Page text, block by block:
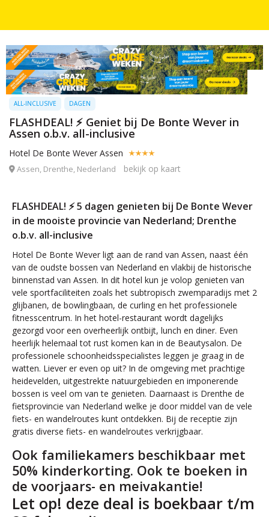
ALL-INCLUSIVE DAGEN
FLASHDEAL! ⚡ Geniet bij De Bonte Wever in
Assen o.b.v. all-inclusive
Hotel De Bonte Wever Assen
Assen, Drenthe, Nederland bekijk op kaart
FLASHDEAL! ⚡ 5 dagen genieten bij De Bonte Wever
in de mooiste provincie van Nederland; Drenthe
o.b.v. all-inclusive
Hotel De Bonte Wever ligt aan de rand van Assen, naast één
van de oudste bossen van Nederland en vlakbij de historische
binnenstad van Assen. In dit hotel kun je volop genieten van
vele sportfaciliteiten zoals het subtropisch zwemparadijs met 2
glijbanen, de bowlingbaan, de curling en het professionele
fitnesscentrum. In het hotel-restaurant wordt dagelijks
gezorgd voor een overheerlijk ontbijt, lunch en diner. Even
heerlijk helemaal tot rust komen kan in de Beautysalon. De
professionele schoonheidsspecialistes leggen je graag in de
watten. Liever er even op uit? In de omgeving met prachtige
heidevelden, uitgestrekte natuurgebieden en imponerende
bossen is veel om van te genieten. Daarnaast is Drenthe de
fietsprovincie van Nederland welke je door middel van de vele
fiets- en wandelroutes kunt ontdekken. Bij de receptie zijn
gratis diverse fiets- en wandelroutes verkrijgbaar.
Ook familiekamers beschikbaar met
50% kinderkorting. Ook te boeken in
de voorjaars- en meivakantie!
Let op! deze deal is boekbaar t/m